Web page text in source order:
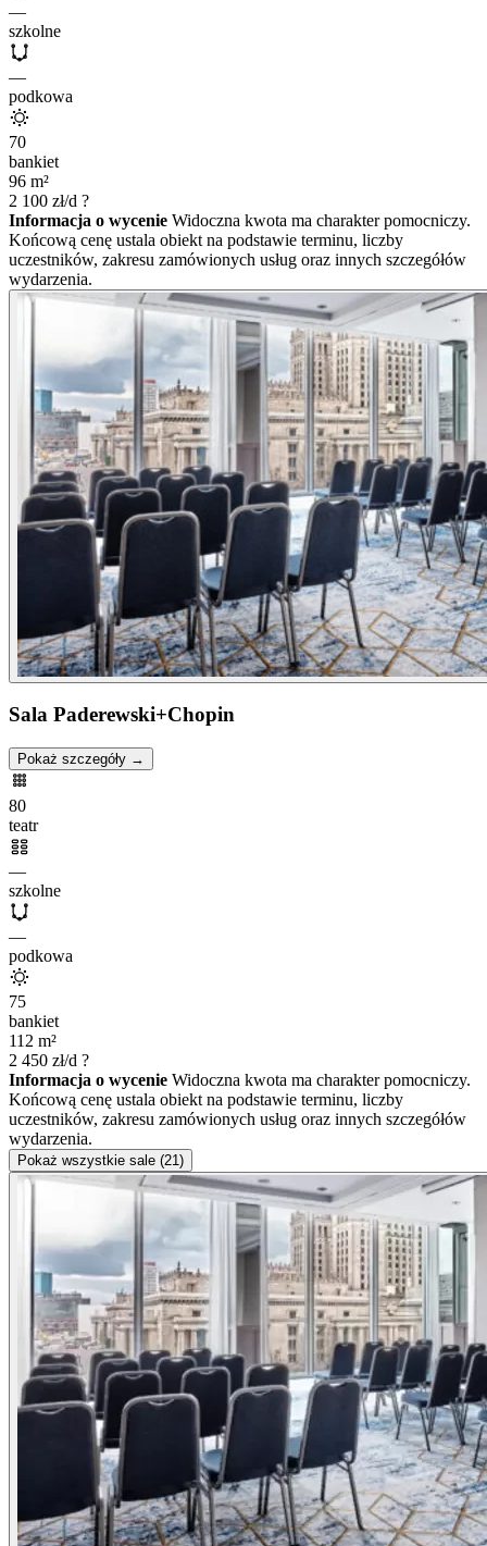
—
szkolne
—
podkowa
70
bankiet
96 m²
2 100 zł/d ?
Informacja o wycenie Widoczna kwota ma charakter pomocniczy.
Końcową cenę ustala obiekt na podstawie terminu, liczby
uczestników, zakresu zamówionych usług oraz innych szczegółów
wydarzenia.
Sala Paderewski+Chopin
Pokaż szczegóły →
80
teatr
—
szkolne
—
podkowa
75
bankiet
112 m²
2 450 zł/d ?
Informacja o wycenie Widoczna kwota ma charakter pomocniczy.
Końcową cenę ustala obiekt na podstawie terminu, liczby
uczestników, zakresu zamówionych usług oraz innych szczegółów
wydarzenia.
Pokaż wszystkie sale (21)